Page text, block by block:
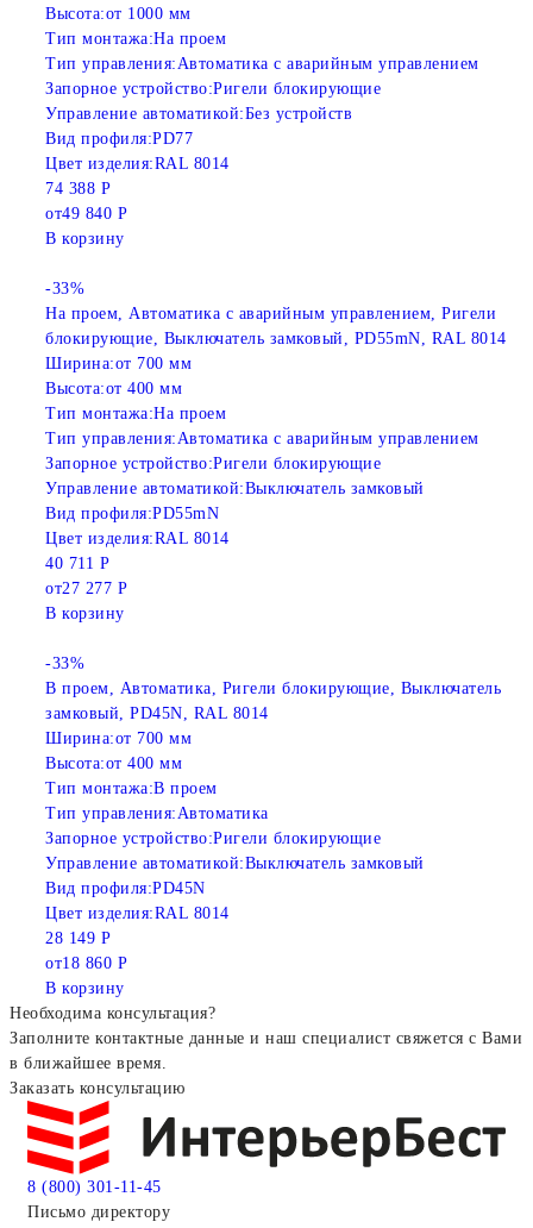
Высота:от 1000 мм
Тип монтажа:На проем
Тип управления:Автоматика с аварийным управлением
Запорное устройство:Ригели блокирующие
Управление автоматикой:Без устройств
Вид профиля:PD77
Цвет изделия:RAL 8014
74 388 Р
от49 840 Р
В корзину
-33%
На проем, Автоматика с аварийным управлением, Ригели
блокирующие, Выключатель замковый, PD55mN, RAL 8014
Ширина:от 700 мм
Высота:от 400 мм
Тип монтажа:На проем
Тип управления:Автоматика с аварийным управлением
Запорное устройство:Ригели блокирующие
Управление автоматикой:Выключатель замковый
Вид профиля:PD55mN
Цвет изделия:RAL 8014
40 711 Р
от27 277 Р
В корзину
-33%
В проем, Автоматика, Ригели блокирующие, Выключатель
замковый, PD45N, RAL 8014
Ширина:от 700 мм
Высота:от 400 мм
Тип монтажа:В проем
Тип управления:Автоматика
Запорное устройство:Ригели блокирующие
Управление автоматикой:Выключатель замковый
Вид профиля:PD45N
Цвет изделия:RAL 8014
28 149 Р
от18 860 Р
В корзину
Необходима консультация?
Заполните контактные данные и наш специалист свяжется с Вами
в ближайшее время.
Заказать консультацию
8 (800) 301-11-45
Письмо директору